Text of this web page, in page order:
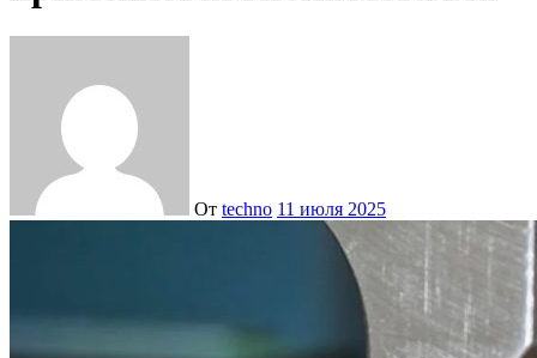
От techno 11 июля 2025